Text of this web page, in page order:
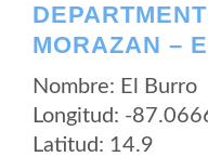
MORAZAN –
Nombre: El Burro
Longitud: -
Latitud: 14.9